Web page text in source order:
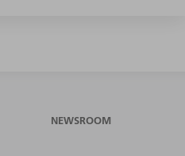
NEWSROOM